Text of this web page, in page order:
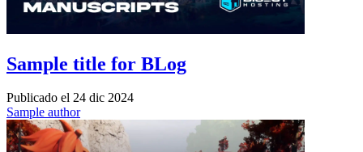
Sample title for BLog
Publicado el 24 dic 2024
Sample author